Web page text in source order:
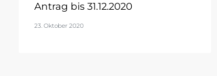
Antrag bis 31.12.2020
23. Oktober 2020